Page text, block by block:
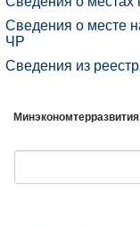
ОБРАТНАЯ СВЯЗЬ
Сведения о месте
ЧР
Сведения из